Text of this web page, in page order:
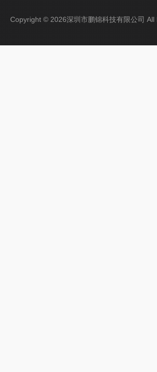
Copyright © 2026深圳市鹏锦科技有限公司